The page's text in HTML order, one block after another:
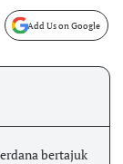
Add Us on Google
bertajuk